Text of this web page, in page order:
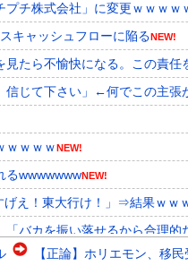
プチ株式会社」に変更ｗｗｗｗ
キャッシュフローに陥るNEW!
たら不愉快になる。この責任
じて下さい」←何でこの主張
ｗｗｗｗNEW!
るwwwwwwwNEW!
え！東大行け！」⇒結果ｗｗ
バカを振い落せるから合理的
！海外メディアが『時効の壁
【正論】ホリエモン、移